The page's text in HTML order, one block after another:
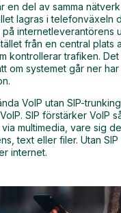
en del av samma
lagras i telefonväxeln
internetleverantörens
från en central plats
kontrollerar trafiken.
om systemet går ner
VoIP utan SIP-
SIP förstärker VoIP
multimedia, vare sig
text eller filer. Utan SIP
internet.